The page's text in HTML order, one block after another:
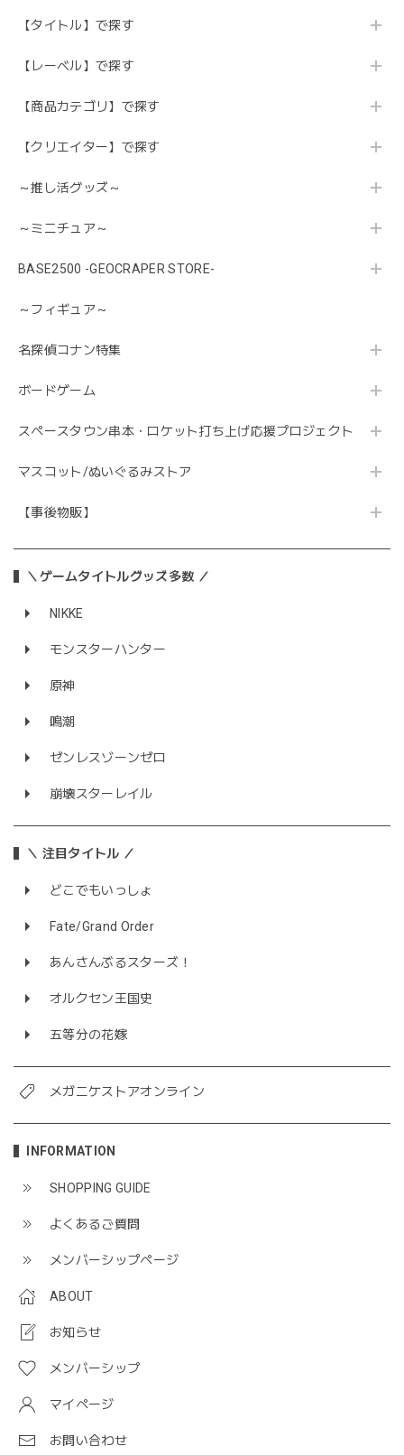
【タイトル】で探す
【レーベル】で探す
【商品カテゴリ】で探す
【クリエイター】で探す
～推し活グッズ～
～ミニチュア～
BASE2500 -GEOCRAPER STORE-
～フィギュア～
名探偵コナン特集
ボードゲーム
スペースタウン串本・ロケット打ち上げ応援プロジェクト
マスコット/ぬいぐるみストア
【事後物販】
＼ゲームタイトルグッズ多数 ／
NIKKE
モンスターハンター
原神
鳴潮
ゼンレスゾーンゼロ
崩壊スターレイル
＼ 注目タイトル ／
どこでもいっしょ
Fate/Grand Order
あんさんぶるスターズ！
オルクセン王国史
五等分の花嫁
メガニケストアオンライン
INFORMATION
SHOPPING GUIDE
よくあるご質問
メンバーシップページ
ABOUT
お知らせ
メンバーシップ
マイページ
お問い合わせ